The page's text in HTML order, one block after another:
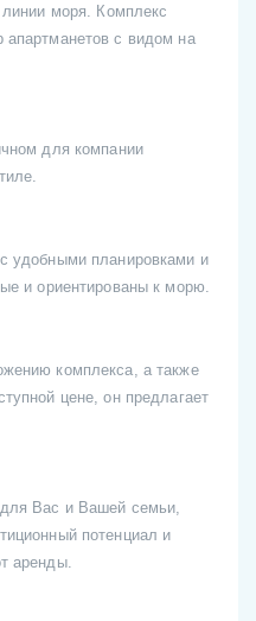
моря. Комплекс
апартманетов с видом на
для компании
удобными планировками и
и ориентированы к морю.
комплекса, а также
цене, он предлагает
Вас и Вашей семьи,
потенциал и
аренды.